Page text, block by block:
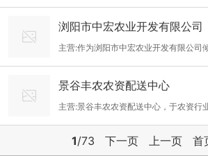
净的农副产品，到手工艺人精心制作的
着大凉山的自然馈赠和人文智慧。网站
性。同时，利安工程机械租赁部还拥有
能够为客户提供专业的设备操作指导、
一个操作简便、界面友好的购物环境。
端，用户都可以轻松浏览各类商品信息
品。同时，平台提供了多种支付方式，
将继续秉持“品质为先，顾客至上”的经
浏阳市中宏农业开发有限公司
主营:作为浏阳市中宏农业开发有限公司
电商平台，湖南优质农产品商城以“汇聚
兴”为核心使命，专注展示与销售湖南本
品、非遗美食及特色农副产品。平台依
厚的文化底蕴，通过严格的品质把控与
景谷丰农农资配送中心
主营:景谷丰农农资配送中心，于农资行
载，是区域内具有影响力的专业农资服
秉持着 “服务农业、助力丰收” 的经营理
1/73 下一页 上一页 首